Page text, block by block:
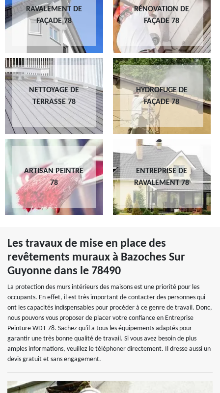
RAVALEMENT DE
FAÇADE 78
RÉNOVATION DE
FAÇADE 78
NETTOYAGE DE
TERRASSE 78
HYDROFUGE DE
FAÇADE 78
ARTISAN PEINTRE
78
ENTREPRISE DE
RAVALEMENT 78
Les travaux de mise en place des
revêtements muraux à Bazoches Sur
Guyonne dans le 78490
La protection des murs intérieurs des maisons est une priorité pour les
occupants. En effet, il est très important de contacter des personnes qui
ont les capacités indispensables pour procéder à ce genre de travail. Donc,
nous pouvons vous proposer de placer votre confiance en Entreprise
Peinture WDT 78. Sachez qu'il a tous les équipements adaptés pour
garantir une très bonne qualité de travail. Si vous avez besoin de plus
amples informations, veuillez le téléphoner directement. Il dresse aussi un
devis gratuit et sans engagement.